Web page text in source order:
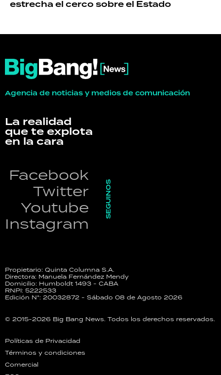
estrecha el cerco sobre el Estado
Agencia de noticias y medios de comunicación
La realidad
que te explota
en la cara
Facebook
Twitter
Youtube
Instagram
SEGUINOS
Propietario: Quinta Columna S.A.
Directora: Manuela Fernández Mendy
Domicilio: Humboldt 1493 - CABA
RNPI: 5222533
Edición N°: 20032872 - Sábado 08 de Agosto 2026
© 2015-2026 Big Bang News. Todos los derechos reservados.
Políticas de Privacidad
Términos y condiciones
Comercial